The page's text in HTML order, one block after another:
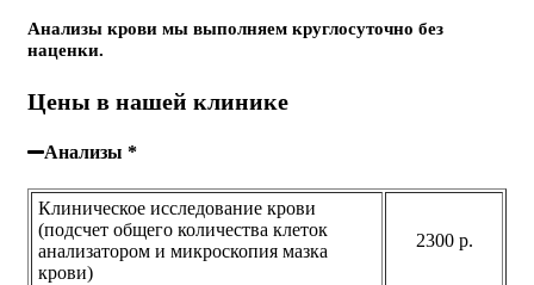
Анализы крови мы выполняем круглосуточно без
наценки.
Цены в нашей клинике
Анализы *
Клиническое исследование крови
(подсчет общего количества клеток
анализатором и микроскопия мазка
крови)
2300 р.